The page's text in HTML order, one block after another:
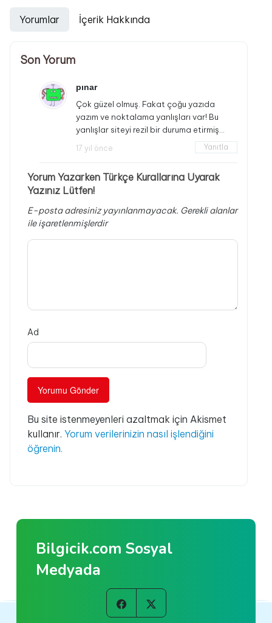
Yorumlar İçerik Hakkında
Son Yorum
pınar
Çok güzel olmuş. Fakat çoğu yazıda
yazım ve noktalama yanlışları var! Bu
yanlışlar siteyi rezil bir duruma etirmiş…
17 yıl önce Yanıtla
Yorum Yazarken Türkçe Kurallarına Uyarak
Yazınız Lütfen!
E-posta adresiniz yayınlanmayacak. Gerekli alanlar
ile işaretlenmişlerdir
Ad
Bu site istenmeyenleri azaltmak için Akismet
kullanır. Yorum verilerinizin nasıl işlendiğini
öğrenin.
Bilgicik.com Sosyal
Medyada